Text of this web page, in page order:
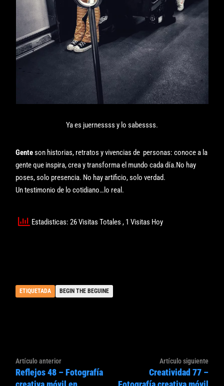
Ya es juernessss y lo sabessss.
Genteson historias, retratos y vivencias de personas: conoce a la
gente que inspira, crea y transforma el mundo cada día.No hay
poses, solo presencia. No hay artificio, solo verdad.
Un testimonio de lo cotidiano…lo real.
Estadisticas: 26 Visitas Totales, 1 Visitas Hoy
ETIQUETADA BEGIN THE BEGUINE
Navegación
de
entradas
Artículo anteriorArtículo
anterior:
Reflejos 48 – Fotografía
Artículo siguiente
Creatividad 77 –